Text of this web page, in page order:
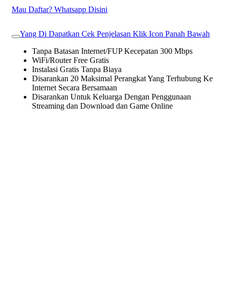
Mau Daftar? Whatsapp Disini
Yang Di Dapatkan Cek Penjelasan Klik Icon Panah Bawah
Tanpa Batasan Internet/FUP Kecepatan 300 Mbps
WiFi/Router Free Gratis
Instalasi Gratis Tanpa Biaya
Disarankan 20 Maksimal Perangkat Yang Terhubung Ke
Internet Secara Bersamaan
Disarankan Untuk Keluarga Dengan Penggunaan
Streaming dan Download dan Game Online